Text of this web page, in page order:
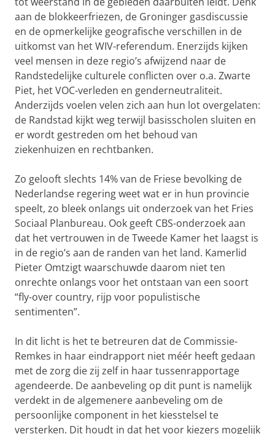
aan de blokkeerfriezen, de Groninger gasdiscussie
en de opmerkelijke geografische verschillen in de
uitkomst van het WIV-referendum. Enerzijds kijken
veel mensen in deze regio’s afwijzend naar de
Randstedelijke culturele conflicten over o.a. Zwarte
Piet, het VOC-verleden en genderneutraliteit.
Anderzijds voelen velen zich aan hun lot overgelaten:
de Randstad kijkt weg terwijl basisscholen sluiten en
er wordt gestreden om het behoud van
ziekenhuizen en rechtbanken.
Zo gelooft slechts 14% van de Friese bevolking de
Nederlandse regering weet wat er in hun provincie
speelt, zo bleek onlangs uit onderzoek van het Fries
Sociaal Planbureau. Ook geeft CBS-onderzoek aan
dat het vertrouwen in de Tweede Kamer het laagst is
in de regio’s aan de randen van het land. Kamerlid
Pieter Omtzigt waarschuwde daarom niet ten
onrechte onlangs voor het ontstaan van een soort
“fly-over country, rijp voor populistische
sentimenten”.
In dit licht is het te betreuren dat de Commissie-
Remkes in haar eindrapport niet méér heeft gedaan
met de zorg die zij zelf in haar tussenrapportage
agendeerde. De aanbeveling op dit punt is namelijk
verdekt in de algemenere aanbeveling om de
persoonlijke component in het kiesstelsel te
versterken. Dit houdt in dat het voor kiezers mogelijk